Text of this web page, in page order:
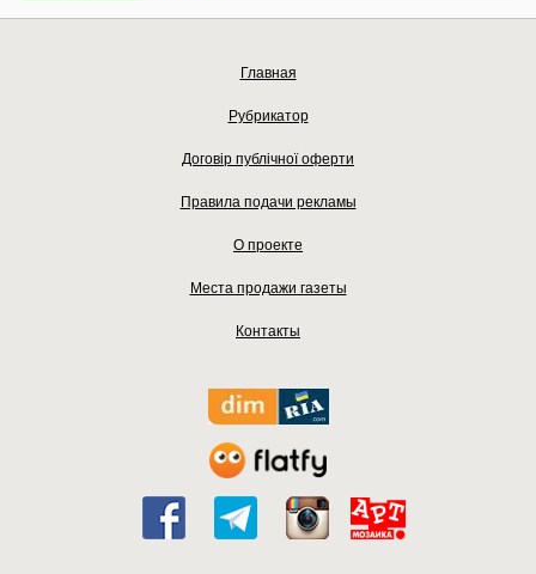
Главная
Рубрикатор
Договір публічної оферти
Правила подачи рекламы
О проекте
Места продажи газеты
Контакты